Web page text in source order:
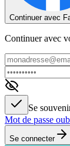
Continuer avec
Continuer avec
Se
Mot de passe
Se connecter